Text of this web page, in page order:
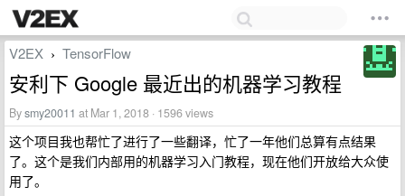
V2EX › TensorFlow
安利下 Google 最近出的机器学习教程
Bysmy20011 at Mar 1, 2018 · 1596 views
这个项目我也帮忙了进行了一些翻译，忙了一年他们总算有点结果
了。这个是我们内部用的机器学习入门教程，现在他们开放给大众使
用了。